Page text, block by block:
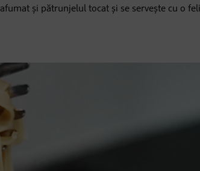
și pătrunjelul tocat și se servește cu o